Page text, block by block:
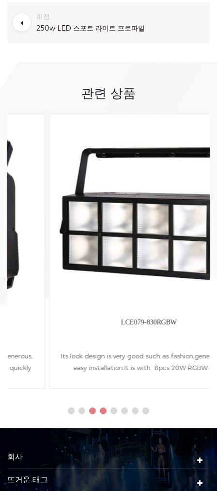
이전
250w LED 스포트 라이트 프로파일
관련 상품
LCE079-830RGBW
Its look design is very good such as fashion,generous and
easy installation.It is with 8pcs 20W RGBW LEDs
회사
뜨거운 태그